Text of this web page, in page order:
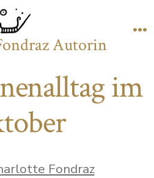
Autorin
im
Fondraz